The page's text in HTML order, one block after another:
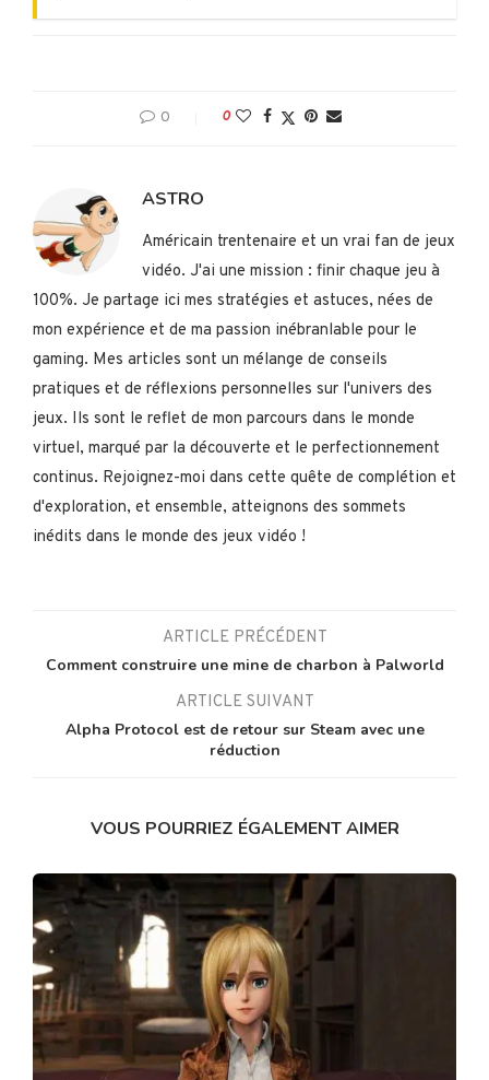
0 0
ASTRO
Américain trentenaire et un vrai fan de jeux
vidéo. J'ai une mission : finir chaque jeu à
100%. Je partage ici mes stratégies et astuces, nées de
mon expérience et de ma passion inébranlable pour le
gaming. Mes articles sont un mélange de conseils
pratiques et de réflexions personnelles sur l'univers des
jeux. Ils sont le reflet de mon parcours dans le monde
virtuel, marqué par la découverte et le perfectionnement
continus. Rejoignez-moi dans cette quête de complétion et
d'exploration, et ensemble, atteignons des sommets
inédits dans le monde des jeux vidéo !
ARTICLE PRÉCÉDENT
Comment construire une mine de charbon à Palworld
ARTICLE SUIVANT
Alpha Protocol est de retour sur Steam avec une
réduction
VOUS POURRIEZ ÉGALEMENT AIMER